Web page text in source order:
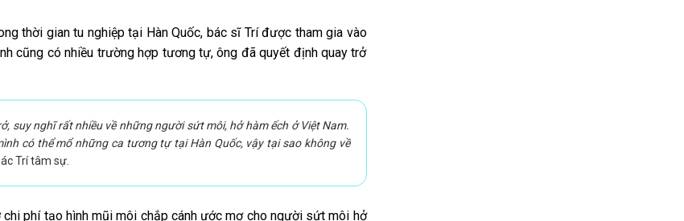
thời gian tu nghiệp tại Hàn Quốc, bác sĩ Trí được tham gia vào
cũng có nhiều trường hợp tương tự, ông đã quyết định quay trở
suy nghĩ rất nhiều về những người sứt môi, hở hàm ếch ở Việt Nam.
có thể mổ những ca tương tự tại Hàn Quốc, vậy tại sao không về
Trí tâm sự.
chi phí tạo hình mũi môi chắp cánh ước mơ cho người sứt môi hở